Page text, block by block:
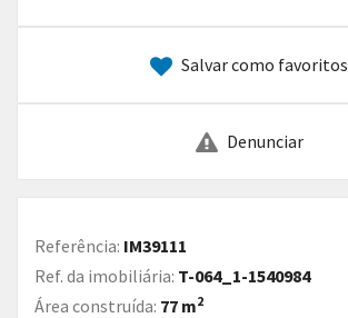
Salvar como favoritos
Denunciar
Referência: IM39111
Ref. da imobiliária: T-064_1-1540984
Área construída: 77 m2